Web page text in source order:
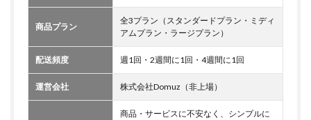
商品プラン
全3プラン（スタンダードプラン・ミディ
アムプラン・ラージプラン）
配送頻度 週1回・2週間に1回・4週間に1回
運営会社 株式会社Domuz（非上場）
商品・サービスに不安なく、シンプルに